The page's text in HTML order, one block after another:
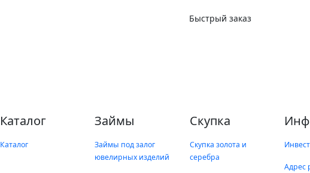
Быстрый заказ
Каталог
Каталог
Займы
Займы под залог
ювелирных изделий
Скупка
Скупка золота и
серебра
Адрес